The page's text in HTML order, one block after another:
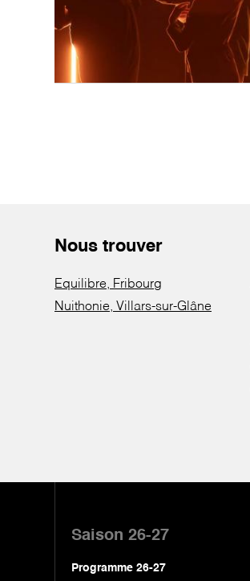
Nous trouver
Equilibre, Fribourg
Nuithonie, Villars-sur-Glâne
Saison 26-27
Programme 26-27